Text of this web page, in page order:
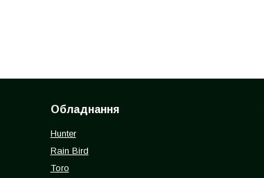
Обладнання
Hunter
Rain Bird
Toro